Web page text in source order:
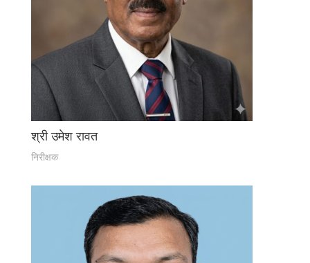
श्री उमेश रावत
निरीक्षक